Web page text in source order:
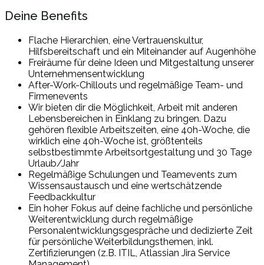
Deine Benefits
Flache Hierarchien, eine Vertrauenskultur,
Hilfsbereitschaft und ein Miteinander auf Augenhöhe
Freiräume für deine Ideen und Mitgestaltung unserer
Unternehmensentwicklung
After-Work-Chillouts und regelmäßige Team- und
Firmenevents
Wir bieten dir die Möglichkeit, Arbeit mit anderen
Lebensbereichen in Einklang zu bringen. Dazu
gehören flexible Arbeitszeiten, eine 40h-Woche, die
wirklich eine 40h-Woche ist, größtenteils
selbstbestimmte Arbeitsortgestaltung und 30 Tage
Urlaub/Jahr
Regelmäßige Schulungen und Teamevents zum
Wissensaustausch und eine wertschätzende
Feedbackkultur
Ein hoher Fokus auf deine fachliche und persönliche
Weiterentwicklung durch regelmäßige
Personalentwicklungsgespräche und dedizierte Zeit
für persönliche Weiterbildungsthemen, inkl.
Zertifizierungen (z.B. ITIL, Atlassian Jira Service